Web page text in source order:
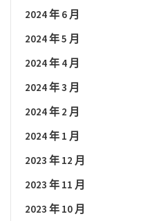
2024 年 6 月
2024 年 5 月
2024 年 4 月
2024 年 3 月
2024 年 2 月
2024 年 1 月
2023 年 12 月
2023 年 11 月
2023 年 10 月